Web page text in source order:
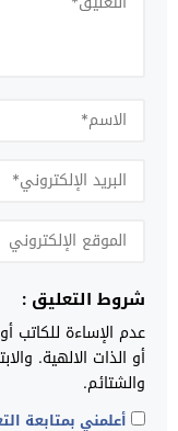
شروط التعليق :
عدم الإساءة للكاتب
أو الذات الالهية.
والشتائم.
أعلمني بمتابعة